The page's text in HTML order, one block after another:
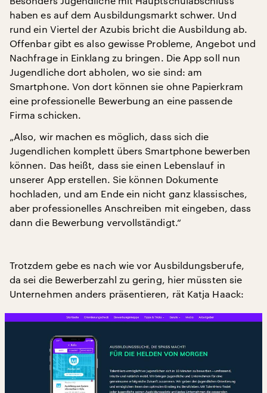
haben es auf dem Ausbildungsmarkt schwer. Und
rund ein Viertel der Azubis bricht die Ausbildung ab.
Offenbar gibt es also gewisse Probleme, Angebot und
Nachfrage in Einklang zu bringen. Die App soll nun
Jugendliche dort abholen, wo sie sind: am
Smartphone. Von dort können sie ohne Papierkram
eine professionelle Bewerbung an eine passende
Firma schicken.
„Also, wir machen es möglich, dass sich die
Jugendlichen komplett übers Smartphone bewerben
können. Das heißt, dass sie einen Lebenslauf in
unserer App erstellen. Sie können Dokumente
hochladen, und am Ende ein nicht ganz klassisches,
aber professionelles Anschreiben mit eingeben, dass
dann die Bewerbung vervollständigt.“
Trotzdem gebe es nach wie vor Ausbildungsberufe,
da sei die Bewerberzahl zu gering, hier müssten sie
Unternehmen anders präsentieren, rät Katja Haack: